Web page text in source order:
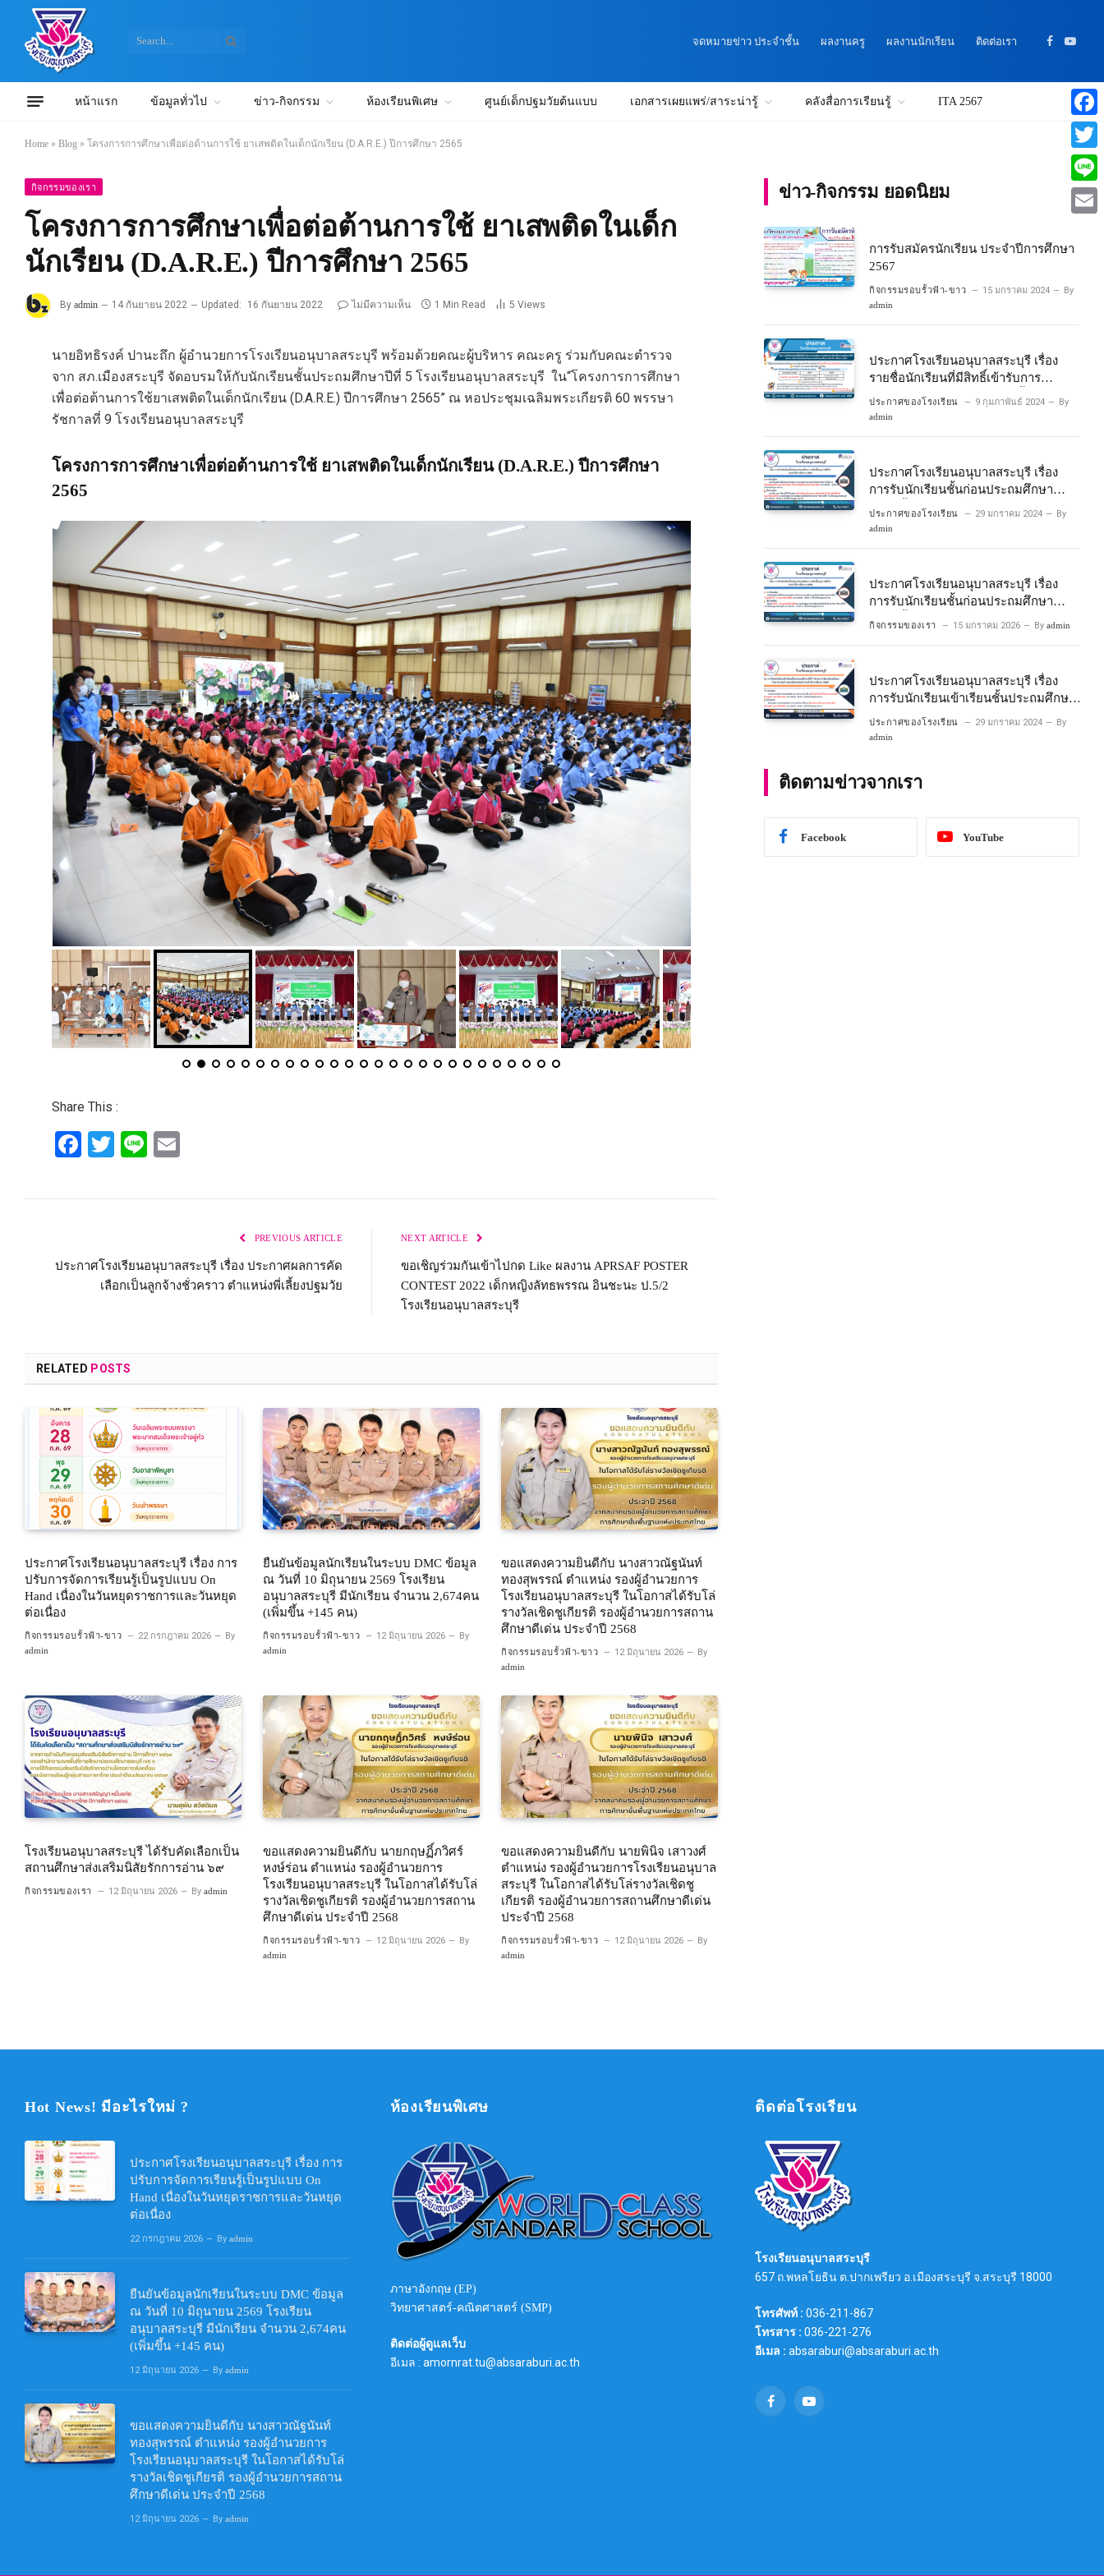
จดหมายข่าว ประจำชั้น ผลงานครู ผลงานนักเรียน ติดต่อเรา
Facebook
หน้าแรก ข้อมูลทั่วไป ข่าว-กิจกรรม ห้องเรียนพิเศษ ศูนย์เด็กปฐมวัยต้นแบบ เอกสารเผยแพร่/สาระน่ารู้ คลังสื่อการเรียนรู้ ITA 2567
Home » Blog » โครงการการศึกษาเพื่อต่อต้านการใช้ ยาเสพติดในเด็กนักเรียน (D.A.R.E.) ปีการศึกษา 2565
กิจกรรมของเรา
โครงการการศึกษาเพื่อต่อต้านการใช้ ยาเสพติดในเด็ก
นักเรียน (D.A.R.E.) ปีการศึกษา 2565
By admin 14 กันยายน 2022 Updated: 16 กันยายน 2022 ไม่มีความเห็น 1 Min Read 5 Views
นายอิทธิรงค์ ปานะถึก ผู้อำนวยการโรงเรียนอนุบาลสระบุรี พร้อมด้วยคณะผู้บริหาร คณะครู ร่วมกับคณะตำรวจ
จาก สภ.เมืองสระบุรี จัดอบรมให้กับนักเรียนชั้นประถมศึกษาปีที่ 5 โรงเรียนอนุบาลสระบุรี ใน“โครงการการศึกษา
เพื่อต่อต้านการใช้ยาเสพติดในเด็กนักเรียน (D.A.R.E.) ปีการศึกษา 2565” ณ หอประชุมเฉลิมพระเกียรติ 60 พรรษา
รัชกาลที่ 9 โรงเรียนอนุบาลสระบุรี
โครงการการศึกษาเพื่อต่อต้านการใช้ ยาเสพติดในเด็กนักเรียน (D.A.R.E.) ปีการศึกษา
2565
Share This :
Facebook
Twitter
Line
PREVIOUS ARTICLE
ประกาศโรงเรียนอนุบาลสระบุรี เรื่อง ประกาศผลการคัด
เลือกเป็นลูกจ้างชั่วคราว ตำแหน่งพี่เลี้ยงปฐมวัย
NEXT ARTICLE
ขอเชิญร่วมกันเข้าไปกด Like ผลงาน APRSAF POSTER
CONTEST 2022 เด็กหญิงลัทธพรรณ อินชะนะ ป.5/2
โรงเรียนอนุบาลสระบุรี
RELATED POSTS
ประกาศโรงเรียนอนุบาลสระบุรี เรื่อง การ
ปรับการจัดการเรียนรู้เป็นรูปแบบ On
Hand เนื่องในวันหยุดราชการและวันหยุด
ต่อเนื่อง
กิจกรรมรอบรั้วฟ้า-ขาว 22 กรกฎาคม 2026 By
admin
ยืนยันข้อมูลนักเรียนในระบบ DMC ข้อมูล
ณ วันที่ 10 มิถุนายน 2569 โรงเรียน
อนุบาลสระบุรี มีนักเรียน จำนวน 2,674คน
(เพิ่มขึ้น +145 คน)
กิจกรรมรอบรั้วฟ้า-ขาว 12 มิถุนายน 2026 By
admin
ขอแสดงความยินดีกับ นางสาวณัฐนันท์
ทองสุพรรณ์ ตำแหน่ง รองผู้อำนวยการ
โรงเรียนอนุบาลสระบุรี ในโอกาสได้รับโล่
รางวัลเชิดชูเกียรติ รองผู้อำนวยการสถาน
ศึกษาดีเด่น ประจำปี 2568
กิจกรรมรอบรั้วฟ้า-ขาว 12 มิถุนายน 2026 By
admin
โรงเรียนอนุบาลสระบุรี ได้รับคัดเลือกเป็น
สถานศึกษาส่งเสริมนิสัยรักการอ่าน ๖๙
กิจกรรมของเรา 12 มิถุนายน 2026 By admin
ขอแสดงความยินดีกับ นายกฤษฏิ์ภวิศร์
หงษ์ร่อน ตำแหน่ง รองผู้อำนวยการ
โรงเรียนอนุบาลสระบุรี ในโอกาสได้รับโล่
รางวัลเชิดชูเกียรติ รองผู้อำนวยการสถาน
ศึกษาดีเด่น ประจำปี 2568
กิจกรรมรอบรั้วฟ้า-ขาว 12 มิถุนายน 2026 By
admin
ขอแสดงความยินดีกับ นายพินิจ เสาวงศ์
ตำแหน่ง รองผู้อำนวยการโรงเรียนอนุบาล
สระบุรี ในโอกาสได้รับโล่รางวัลเชิดชู
เกียรติ รองผู้อำนวยการสถานศึกษาดีเด่น
ประจำปี 2568
กิจกรรมรอบรั้วฟ้า-ขาว 12 มิถุนายน 2026 By
admin
ข่าว-กิจกรรม ยอดนิยม
การรับสมัครนักเรียน ประจำปีการศึกษา
2567
กิจกรรมรอบรั้วฟ้า-ขาว 15 มกราคม 2024 By
admin
ประกาศโรงเรียนอนุบาลสระบุรี เรื่อง
รายชื่อนักเรียนที่มีสิทธิ์เข้ารับการ
ประเมินความพร้อมเข้าเรียนชั้นประถม
ศึกษาปีที่ 1 โครงการห้องเรียนพิเศษ
ประกาศของโรงเรียน 9 กุมภาพันธ์ 2024 By
admin
ประกาศโรงเรียนอนุบาลสระบุรี เรื่อง
การรับนักเรียนชั้นก่อนประถมศึกษา
ระดับชั้นอนุบาลปีที่ 2 ประจําปีการศึกษา
2567
ประกาศของโรงเรียน 29 มกราคม 2024 By
admin
ประกาศโรงเรียนอนุบาลสระบุรี เรื่อง
การรับนักเรียนชั้นก่อนประถมศึกษา
ระดับชั้นอนุบาลปีที่ ๒ ประจำปีการศึกษา
กิจกรรมของเรา 15 มกราคม 2026 By admin
ประกาศโรงเรียนอนุบาลสระบุรี เรื่อง
การรับนักเรียนเข้าเรียนชั้นประถมศึกษา
ปีที่ 1 โครงการห้องเรียนพิเศษ
วิทยาศาสตร์ และคณิตศาสตร์ ประจําปี
ประกาศของโรงเรียน 29 มกราคม 2024 By
admin
ติดตามข่าวจากเรา
Facebook YouTube
Hot News! มีอะไรใหม่ ?
ประกาศโรงเรียนอนุบาลสระบุรี เรื่อง การ
ปรับการจัดการเรียนรู้เป็นรูปแบบ On
Hand เนื่องในวันหยุดราชการและวันหยุด
ต่อเนื่อง
22 กรกฎาคม 2026 By admin
ยืนยันข้อมูลนักเรียนในระบบ DMC ข้อมูล
ณ วันที่ 10 มิถุนายน 2569 โรงเรียน
อนุบาลสระบุรี มีนักเรียน จำนวน 2,674คน
(เพิ่มขึ้น +145 คน)
12 มิถุนายน 2026 By admin
ขอแสดงความยินดีกับ นางสาวณัฐนันท์
ทองสุพรรณ์ ตำแหน่ง รองผู้อำนวยการ
โรงเรียนอนุบาลสระบุรี ในโอกาสได้รับโล่
รางวัลเชิดชูเกียรติ รองผู้อำนวยการสถาน
ศึกษาดีเด่น ประจำปี 2568
12 มิถุนายน 2026 By admin
ห้องเรียนพิเศษ
ภาษาอังกฤษ (EP)
วิทยาศาสตร์-คณิตศาสตร์ (SMP)
ติดต่อผู้ดูแลเว็บ
อีเมล : amornrat.tu@absaraburi.ac.th
ติดต่อโรงเรียน
โรงเรียนอนุบาลสระบุรี
657 ถ.พหลโยธิน ต.ปากเพรียว อ.เมืองสระบุรี จ.สระบุรี 18000
โทรศัพท์ : 036-211-867
โทรสาร : 036-221-276
อีเมล : absaraburi@absaraburi.ac.th
FacebookYouTube
Line